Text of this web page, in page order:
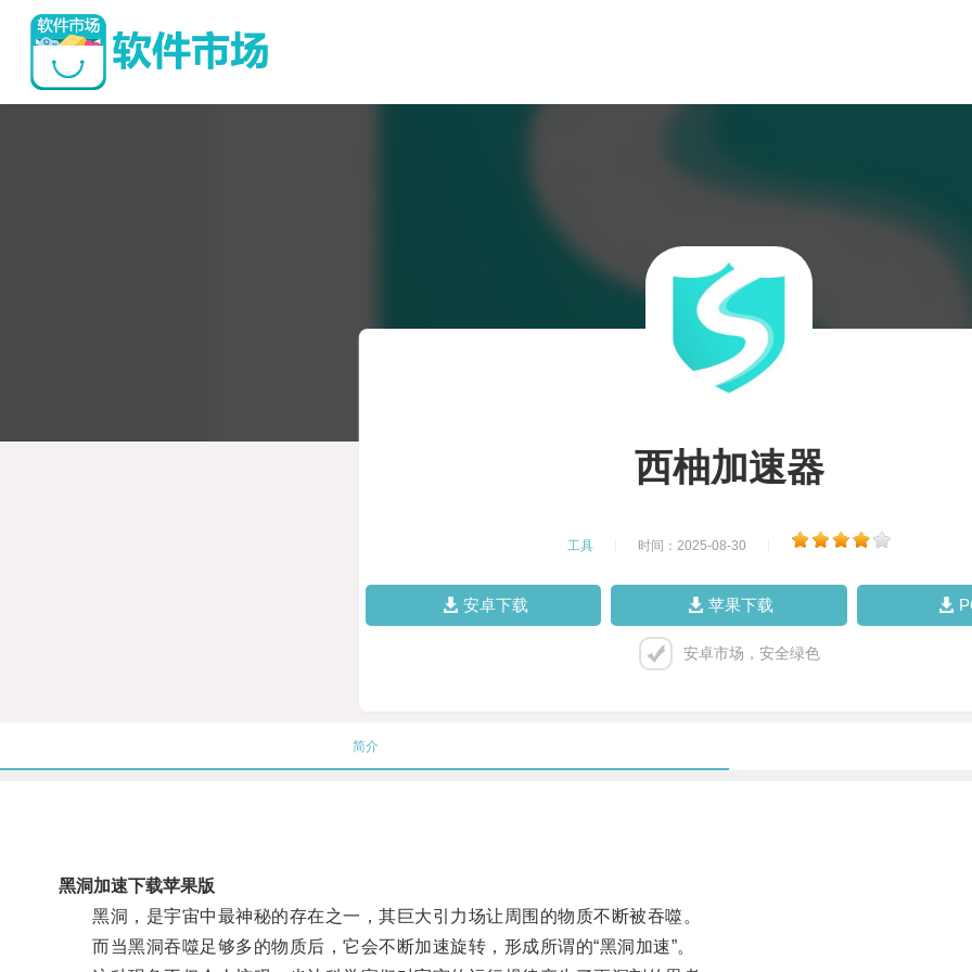
西柚加速器
工具 时间：2025-08-30
安卓下载 苹果下载
安卓市场，安全绿色
简介
黑洞加速下载苹果版
黑洞，是宇宙中最神秘的存在之一，其巨大引力场让周围的物质不断被吞噬。
而当黑洞吞噬足够多的物质后，它会不断加速旋转，形成所谓的“黑洞加速”。